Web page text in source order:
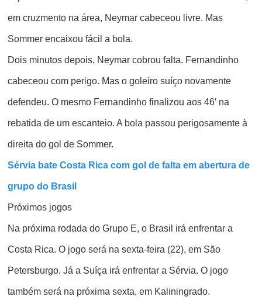
em cruzmento na área, Neymar cabeceou livre. Mas
Sommer encaixou fácil a bola.
Dois minutos depois, Neymar cobrou falta. Fernandinho
cabeceou com perigo. Mas o goleiro suíço novamente
defendeu. O mesmo Fernandinho finalizou aos 46′ na
rebatida de um escanteio. A bola passou perigosamente à
direita do gol de Sommer.
Sérvia bate Costa Rica com gol de falta em abertura de
grupo do Brasil
Próximos jogos
Na próxima rodada do Grupo E, o Brasil irá enfrentar a
Costa Rica. O jogo será na sexta-feira (22), em São
Petersburgo. Já a Suíça irá enfrentar a Sérvia. O jogo
também será na próxima sexta, em Kaliningrado.